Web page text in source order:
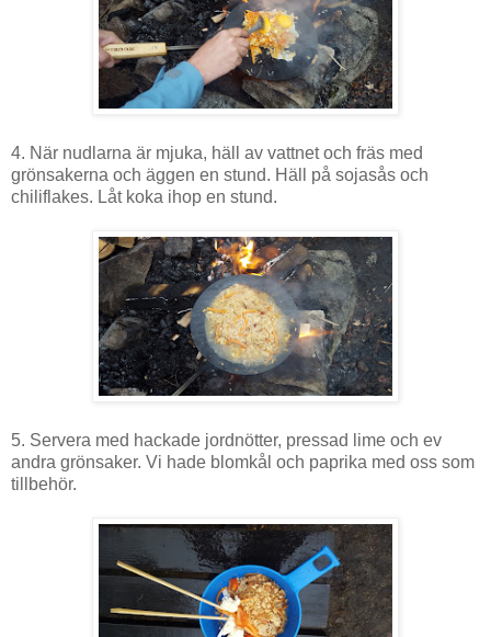
4. När nudlarna är mjuka, häll av vattnet och fräs med
grönsakerna och äggen en stund. Häll på sojasås och
chiliflakes. Låt koka ihop en stund.
5. Servera med hackade jordnötter, pressad lime och ev
andra grönsaker. Vi hade blomkål och paprika med oss som
tillbehör.